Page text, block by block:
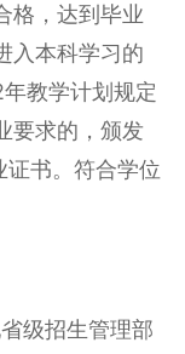
格，达到毕业
入本科学习的
教学计划规定
要求的，颁发
证书。符合学位
级招生管理部